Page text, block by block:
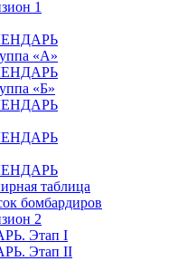
1
«А»
«Б»
таблица
бомбардиров
2
Этап I
Этап II